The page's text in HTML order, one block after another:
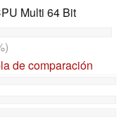
Multi 64 Bit
de comparación